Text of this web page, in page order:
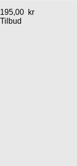
195,00 kr
Tilbud